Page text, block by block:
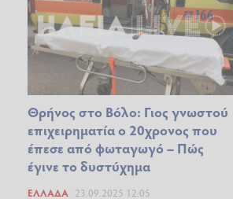
Θρήνος στο Βόλο: Γιος γνωστού
επιχειρηματία ο 20χρονος που
έπεσε από φωταγωγό – Πώς
έγινε το δυστύχημα
ΕΛΛΆΔΑ 23.09.2025 12:05